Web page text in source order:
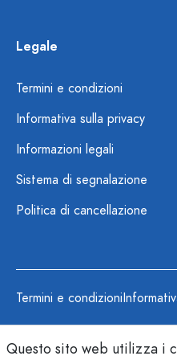
Legale
Termini e condizioni
Informativa sulla privacy
Informazioni legali
Sistema di segnalazione
Politica di cancellazione
Termini e condizioni
Questo sito web utilizza i